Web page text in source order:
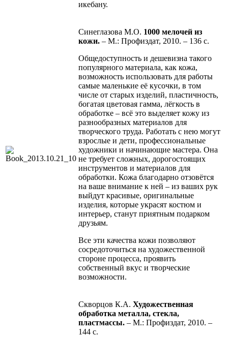
икебану.
Синеглазова М.О. 1000 мелочей из
кожи. – М.: Профиздат, 2010. – 136 с.
Общедоступность и дешевизна такого
популярного материала, как кожа,
возможность использовать для работы
самые маленькие её кусочки, в том
числе от старых изделий, пластичность,
богатая цветовая гамма, лёгкость в
обработке – всё это выделяет кожу из
разнообразных материалов для
творческого труда. Работать с нею могут
взрослые и дети, профессиональные
художники и начинающие мастера. Она
не требует сложных, дорогостоящих
инструментов и материалов для
обработки. Кожа благодарно отзовётся
на ваше внимание к ней – из ваших рук
выйдут красивые, оригинальные
изделия, которые украсят костюм и
интерьер, станут приятным подарком
друзьям.
Все эти качества кожи позволяют
сосредоточиться на художественной
стороне процесса, проявить
собственный вкус и творческие
возможности.
Скворцов К.А. Художественная
обработка металла, стекла,
пластмассы. – М.: Профиздат, 2010. –
144 с.